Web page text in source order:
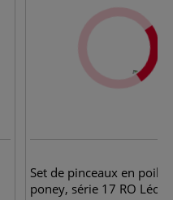
Set de pinceaux en poils
poney, série 17 RO